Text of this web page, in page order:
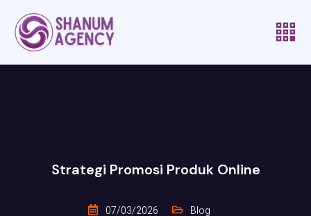
Strategi Promosi Produk Online
07/03/2026 Blog